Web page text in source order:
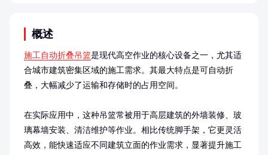
概述
施工自动折叠吊篮是现代高空作业的核心设备之一，尤其适
合城市建筑密集区域的施工需求。其最大特点是可自动折
叠，大幅减少了运输和存储时的占用空间。
在实际应用中，这种吊篮常被用于高层建筑的外墙装修、玻
璃幕墙安装、清洁维护等作业。相比传统脚手架，它更灵活
高效，能快速适应不同建筑立面的作业需求，显著提升施工